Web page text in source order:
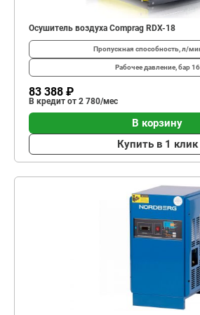
Осушитель воздуха Comprag RDX-18
Пропускная способность, л/
Рабочее давление, бар16
83 388 ₽
В кредит от 2 780/мес
В корзину
Купить в 1 клик